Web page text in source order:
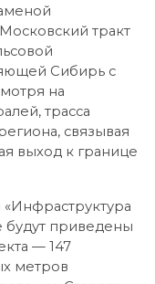
тракт
Сибирь с
на
трасса
связывая
выход к границе
будут приведены
— 147
метров